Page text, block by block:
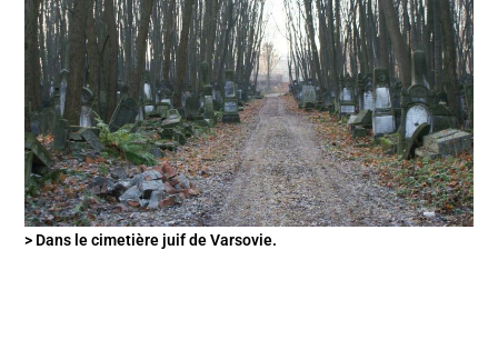
> Dans le cimetière juif de Varsovie.